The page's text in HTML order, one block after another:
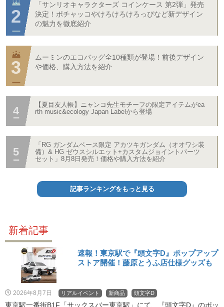
「サンリオキャラクターズ コインケース 第2弾」発売
決定！ポチャッコやけろけろけろっぴなど新デザイン
の魅力を徹底紹介
ムーミンのエコバッグ全10種類が登場！前後デザイン
や価格、購入方法を紹介
【夏目友人帳】ニャンコ先生モチーフの限定アイテムがea
rth music&ecology Japan Labelから登場
「RG ガンダムベース限定 アカツキガンダム（オオワシ装
備）& HG ゼウスシルエット+カスタムジョイントパーツ
セット」8月8日発売！価格や購入方法を紹介
記事ランキングをもっと見る
新着記事
速報！東京駅で『頭文字D』ポップアップ
ストア開催！藤原とうふ店仕様グッズも
2026年8月7日 リアルイベント 新商品 頭文字D
東京駅一番街B1F「サックスバー東京駅」にて、『頭文字D』のポッ